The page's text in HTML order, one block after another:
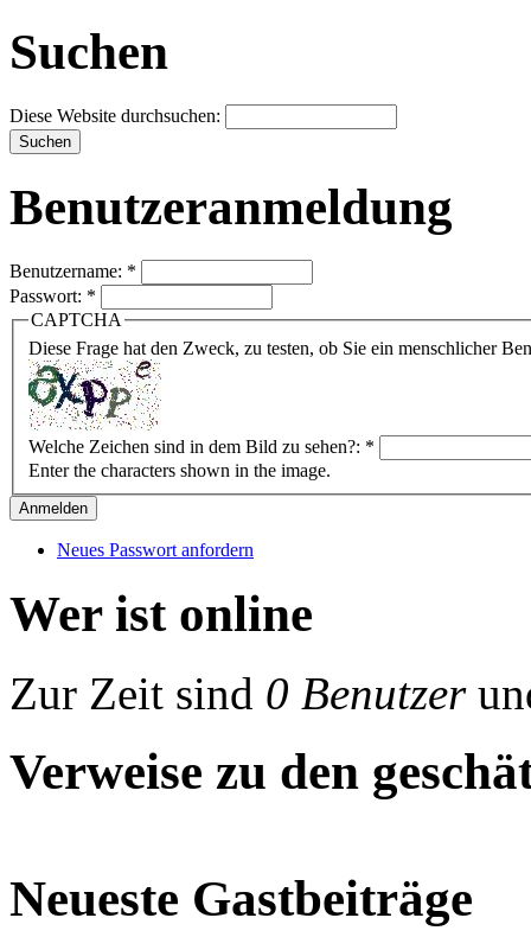
Suchen
Diese Website durchsuchen:
Benutzeranmeldung
Benutzername: *
Passwort: *
CAPTCHA
Diese Frage hat den Zweck, zu testen, ob Sie ein menschlicher
Welche Zeichen sind in dem Bild zu sehen?: *
Enter the characters shown in the image.
Neues Passwort anfordern
Wer ist online
Zur Zeit sind 0 Benutzer
Verweise zu den
Neueste Gastbeiträge